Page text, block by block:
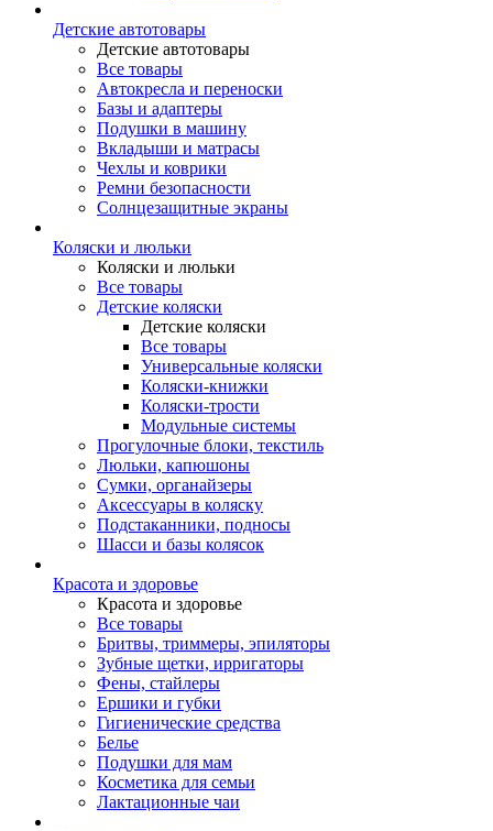
Детские автотовары
Детские автотовары
Все товары
Автокресла и переноски
Базы и адаптеры
Подушки в машину
Вкладыши и матрасы
Чехлы и коврики
Ремни безопасности
Солнцезащитные экраны
Коляски и люльки
Коляски и люльки
Все товары
Детские коляски
Детские коляски
Все товары
Универсальные коляски
Коляски-книжки
Коляски-трости
Модульные системы
Прогулочные блоки, текстиль
Люльки, капюшоны
Сумки, органайзеры
Аксессуары в коляску
Подстаканники, подносы
Шасси и базы колясок
Красота и здоровье
Красота и здоровье
Все товары
Бритвы, триммеры, эпиляторы
Зубные щетки, ирригаторы
Фены, стайлеры
Ершики и губки
Гигиенические средства
Белье
Подушки для мам
Косметика для семьи
Лактационные чаи